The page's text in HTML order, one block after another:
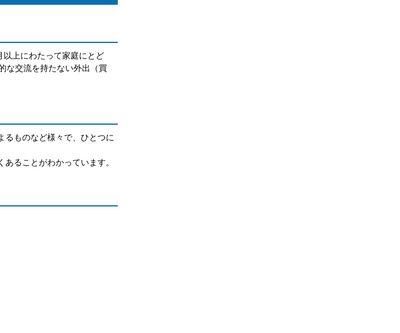
上にわたって家庭にとど
な交流を持たない外出（買
るものなど様々で、ひとつに
ることがわかっています。